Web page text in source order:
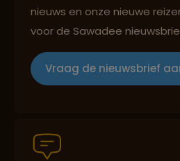
Groepsreizen mét
nieuws en onze nieuwe
voor de Sawadee
Vraag de nieuwsbrief